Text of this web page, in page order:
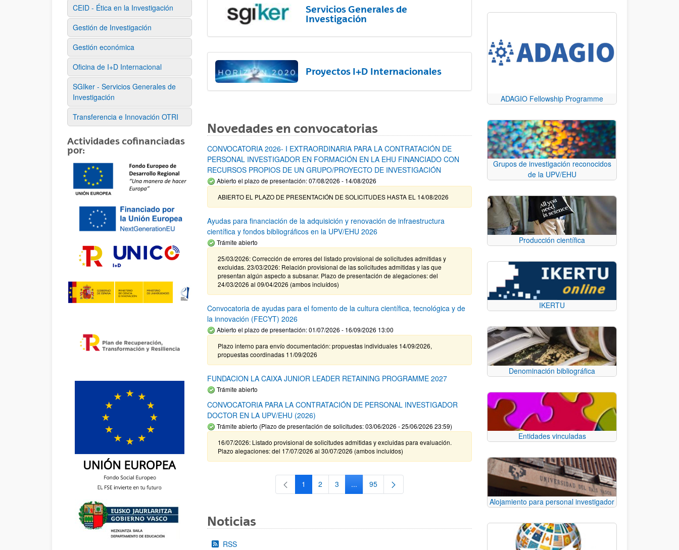
CEID - Ética en la Investigación
Gestión de Investigación
Gestión económica
Oficina de I+D Internacional
SGIker - Servicios Generales de
Investigación
Transferencia e Innovación OTRI
Actividades cofinanciadas
por:
Servicios Generales de
Investigación
Proyectos I+D Internacionales
Novedades en convocatorias
CONVOCATORIA 2026- I EXTRAORDINARIA PARA LA CONTRATACIÓN DE
PERSONAL INVESTIGADOR EN FORMACIÓN EN LA EHU FINANCIADO CON
RECURSOS PROPIOS DE UN GRUPO/PROYECTO DE INVESTIGACIÓN
Abierto el plazo de presentación: 07/08/2026 - 14/08/2026
ABIERTO EL PLAZO DE PRESENTACIÓN DE SOLICITUDES HASTA EL 14/08/2026
Ayudas para financiación de la adquisición y renovación de infraestructura
científica y fondos bibliográficos en la UPV/EHU 2026
Trámite abierto
25/03/2026: Corrección de errores del listado provisional de solicitudes admitidas y
excluidas. 23/03/2026: Relación provisional de las solicitudes admitidas y las que
presentan algún aspecto a subsanar. Plazo de presentación de alegaciones: del
24/03/2026 al 09/04/2026 (ambos incluídos)
Convocatoria de ayudas para el fomento de la cultura científica, tecnológica y de
la innovación (FECYT) 2026
Abierto el plazo de presentación: 01/07/2026 - 16/09/2026 13:00
Plazo interno para envío documentación: propuestas individuales 14/09/2026,
propuestas coordinadas 11/09/2026
FUNDACION LA CAIXA JUNIOR LEADER RETAINING PROGRAMME 2027
Trámite abierto
CONVOCATORIA PARA LA CONTRATACIÓN DE PERSONAL INVESTIGADOR
DOCTOR EN LA UPV/EHU (2026)
Trámite abierto (Plazo de presentación de solicitudes: 03/06/2026 - 25/06/2026 23:59)
16/07/2026: Listado provisional de solicitudes admitidas y excluidas para evaluación.
Plazo alegaciones: del 17/07/2026 al 30/07/2026 (ambos incluídos)
Página
1 Página
2 Página
3 ...Páginas intermedias Use TAB para desplazarse.
Página
95
Noticias
RSS
ADAGIO Fellowship Programme
Grupos de investigación reconocidos
de la UPV/EHU
Producción científica
IKERTU
Denominación bibliográfica
Entidades vinculadas
Alojamiento para personal investigador